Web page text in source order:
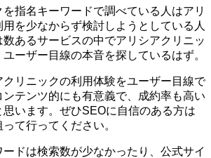
指名キーワードで調べている人はアリ
を少なからず検討しようとしている人
あるサービスの中でアリシアクリニッ
ーザー目線の本音を探しているはず。
リニックの利用体験をユーザー目線で
ンテンツ的にも有意義で、成約率も高い
います。ぜひSEOに自信のある方は
て行ってください。
ドは検索数が少なかったり、公式サイ